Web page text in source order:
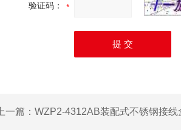
验证码：
上一篇： WZP2-4312AB装配式不锈钢接线